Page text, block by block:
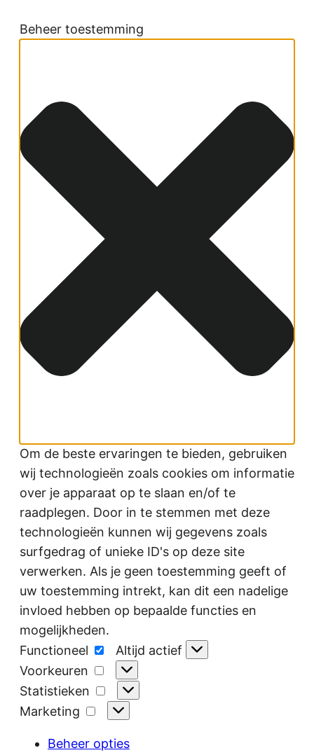
Beheer toestemming
Om de beste ervaringen te bieden, gebruiken
wij technologieën zoals cookies om informatie
over je apparaat op te slaan en/of te
raadplegen. Door in te stemmen met deze
technologieën kunnen wij gegevens zoals
surfgedrag of unieke ID's op deze site
verwerken. Als je geen toestemming geeft of
uw toestemming intrekt, kan dit een nadelige
invloed hebben op bepaalde functies en
mogelijkheden.
Functioneel
Functioneel
Altijd actief
Voorkeuren
Voorkeuren
Statistieken
Statistieken
Marketing
Marketing
Beheer opties